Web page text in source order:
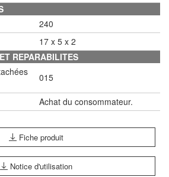
240
17 x 5 x 2
REPARABILITES
015
Achat du consommateur.
Fiche produit
Notice d'utilisation